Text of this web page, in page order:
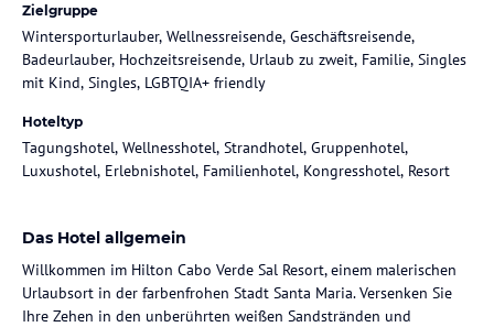
Zielgruppe
Wintersporturlauber, Wellnessreisende, Geschäftsreisende,
Badeurlauber, Hochzeitsreisende, Urlaub zu zweit, Familie, Singles
mit Kind, Singles, LGBTQIA+ friendly
Hoteltyp
Tagungshotel, Wellnesshotel, Strandhotel, Gruppenhotel,
Luxushotel, Erlebnishotel, Familienhotel, Kongresshotel, Resort
Das Hotel allgemein
Willkommen im Hilton Cabo Verde Sal Resort, einem malerischen
Urlaubsort in der farbenfrohen Stadt Santa Maria. Versenken Sie
Ihre Zehen in den unberührten weißen Sandstränden und